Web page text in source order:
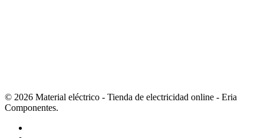
© 2026 Material eléctrico - Tienda de electricidad online - Eria
Componentes.